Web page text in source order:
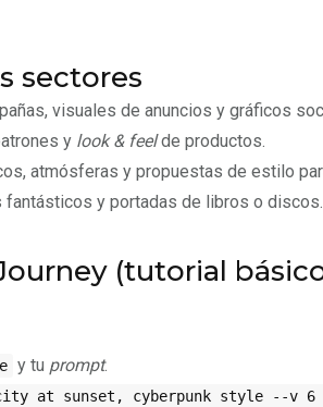
sectores
visuales de anuncios y gráficos
y look & feelde productos.
atmósferas y propuestas de estilo
fantásticos y portadas de libros o discos.
(tutorial
y tu prompt.
at sunset, cyberpunk style --v 6